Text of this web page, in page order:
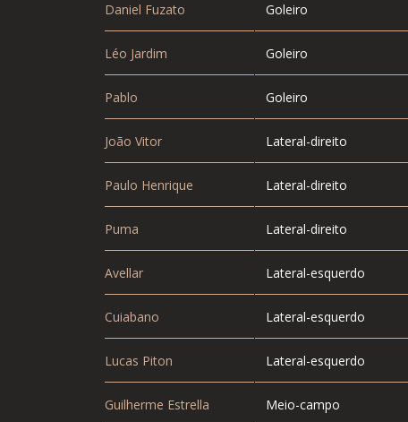
Daniel Fuzato
Léo Jardim
Pablo
João Vitor
Paulo Henrique
Puma
Avellar
Cuiabano
Lucas Piton
Guilherme Estrella
Goleiro
Goleiro
Goleiro
Lateral-direito
Lateral-direito
Lateral-direito
Lateral-esquerdo
Lateral-esquerdo
Lateral-esquerdo
Meio-campo